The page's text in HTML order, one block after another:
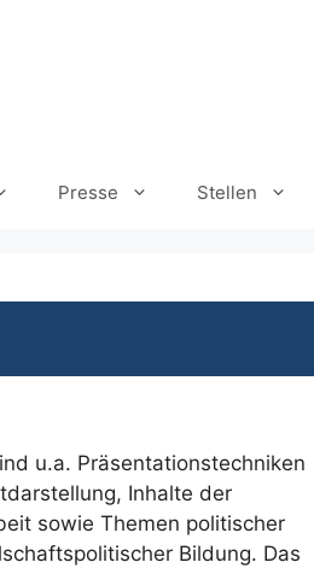
Presse Stellen
u.a. Präsentationstechniken
Inhalte der
sowie Themen politischer
Bildung. Das